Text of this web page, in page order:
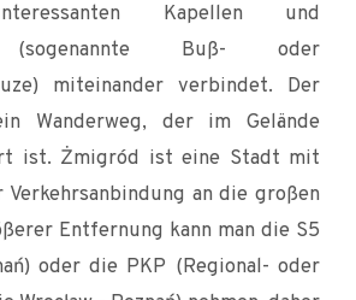
Kapellen und
(sogenannte Buß- oder
miteinander verbindet. Der
Wanderweg, der im Gelände
ist. Żmigród ist eine Stadt mit
Verkehrsanbindung an die großen
Entfernung kann man die S5
oder die PKP (Regional- oder